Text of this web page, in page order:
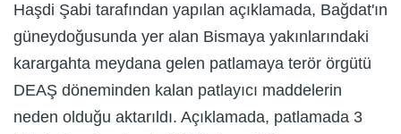
Haşdi Şabi tarafından yapılan açıklamada, Bağdat'ın
güneydoğusunda yer alan Bismaya yakınlarındaki
karargahta meydana gelen patlamaya terör örgütü
DEAŞ döneminden kalan patlayıcı maddelerin
neden olduğu aktarıldı. Açıklamada, patlamada 3